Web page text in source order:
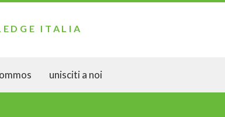
ITALIA
unisciti a noi